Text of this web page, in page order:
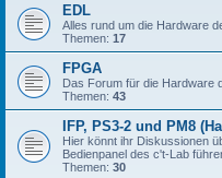
EDL
Alles rund um die Hardware
Themen: 17
FPGA
Das Forum für die Hardware
Themen: 43
IFP, PS3-2 und PM8
Hier könnt ihr Diskussionen
Bedienpanel des c't-Lab
Themen: 30